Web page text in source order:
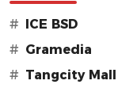
#
ICE BSD
# Gramedia
# Tangcity Mall